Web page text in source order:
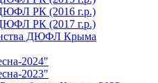
РК (2016 г.р.)
РК (2017 г.р.)
ДЮФЛ Крыма
2024"
2023"